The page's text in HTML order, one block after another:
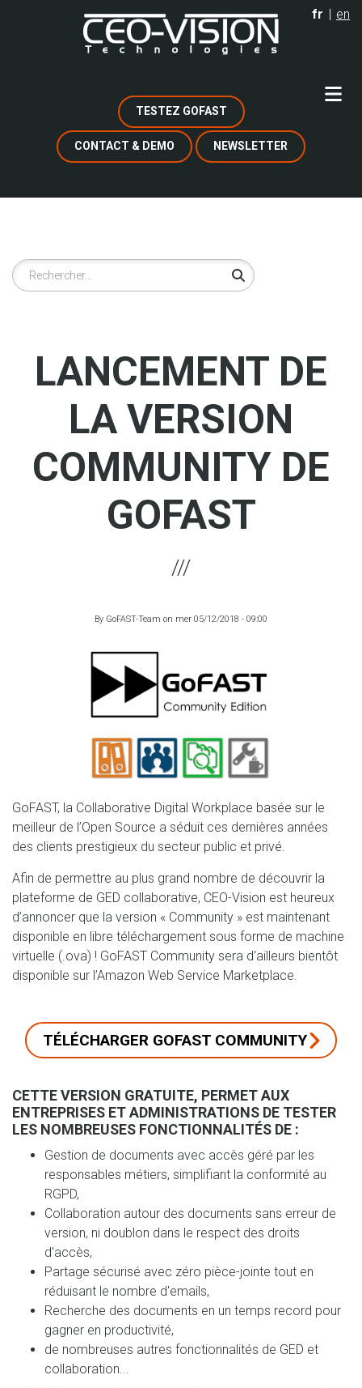
fr en
TESTEZ GOFAST
CONTACT & DEMO NEWSLETTER
Rechercher
LANCEMENT DE
LA VERSION
COMMUNITY DE
GOFAST
By GoFAST-Team on mer 05/12/2018 - 09:00
GoFAST, la Collaborative Digital Workplace basée sur le
meilleur de l’Open Source a séduit ces dernières années
des clients prestigieux du secteur public et privé.
Afin de permettre au plus grand nombre de découvrir la
plateforme de GED collaborative, CEO-Vision est heureux
d’annoncer que la version « Community » est maintenant
disponible en libre téléchargement sous forme de machine
virtuelle (.ova) ! GoFAST Community sera d'ailleurs bientôt
disponible sur l’Amazon Web Service Marketplace.
TÉLÉCHARGER GOFAST COMMUNITY
CETTE VERSION GRATUITE, PERMET AUX
ENTREPRISES ET ADMINISTRATIONS DE TESTER
LES NOMBREUSES FONCTIONNALITÉS DE :
Gestion de documents avec accès géré par les
responsables métiers, simplifiant la conformité au
RGPD,
Collaboration autour des documents sans erreur de
version, ni doublon dans le respect des droits
d'accès,
Partage sécurisé avec zéro pièce-jointe tout en
réduisant le nombre d'emails,
Recherche des documents en un temps record pour
gagner en productivité,
de nombreuses autres fonctionnalités de GED et
collaboration...